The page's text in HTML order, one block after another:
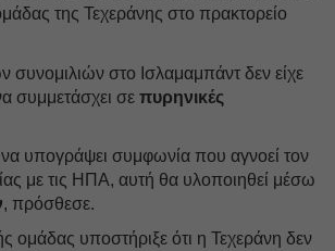
της Τεχεράνης στο πρακτορείο
στο Ισλαμαμπάντ δεν είχε
συμμετάσχει σε πυρηνικές
να υπογράψει συμφωνία που αγνοεί τον
με τις ΗΠΑ, αυτή θα υλοποιηθεί μέσω
, πρόσθεσε.
ομάδας υποστήριξε ότι η Τεχεράνη δεν